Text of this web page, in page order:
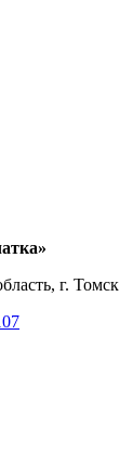
г. Томск